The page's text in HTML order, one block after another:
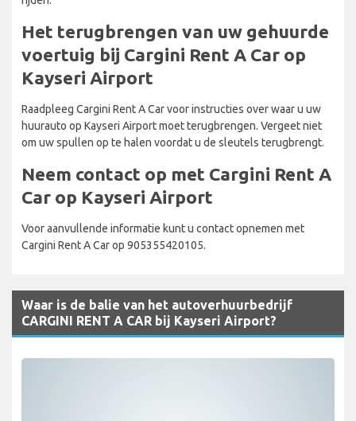
Het terugbrengen van uw gehuurde
voertuig bij Cargini Rent A Car op
Kayseri Airport
Raadpleeg Cargini Rent A Car voor instructies over waar u uw
huurauto op Kayseri Airport moet terugbrengen. Vergeet niet
om uw spullen op te halen voordat u de sleutels terugbrengt.
Neem contact op met Cargini Rent A
Car op Kayseri Airport
Voor aanvullende informatie kunt u contact opnemen met
Cargini Rent A Car op 905355420105.
Waar is de balie van het autoverhuurbedrijf
CARGINI RENT A CAR bij Kayseri Airport?